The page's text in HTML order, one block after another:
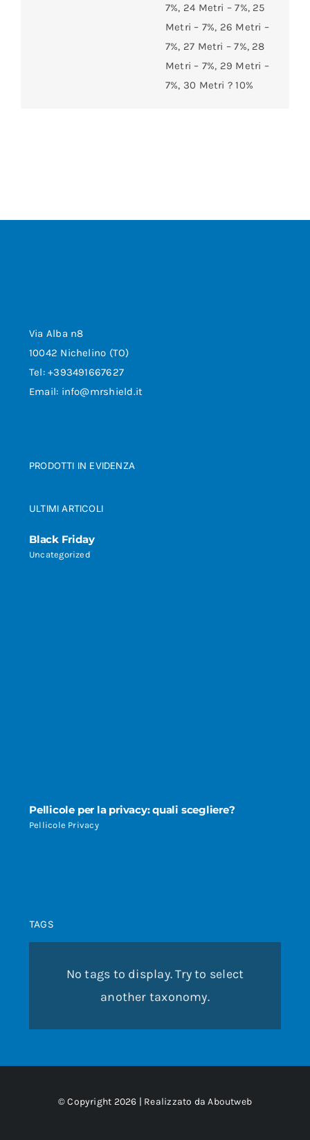
7%, 24 Metri – 7%, 25
Metri – 7%, 26 Metri –
7%, 27 Metri – 7%, 28
Metri – 7%, 29 Metri –
7%, 30 Metri ? 10%
Via Alba n8
10042 Nichelino (TO)
Tel: +393491667627
Email: info@mrshield.it
PRODOTTI IN EVIDENZA
ULTIMI ARTICOLI
Black Friday
Uncategorized
Pellicole per la privacy: quali scegliere?
Pellicole Privacy
TAGS
No tags to display. Try to select
another taxonomy.
© Copyright 2026 | Realizzato daAboutweb